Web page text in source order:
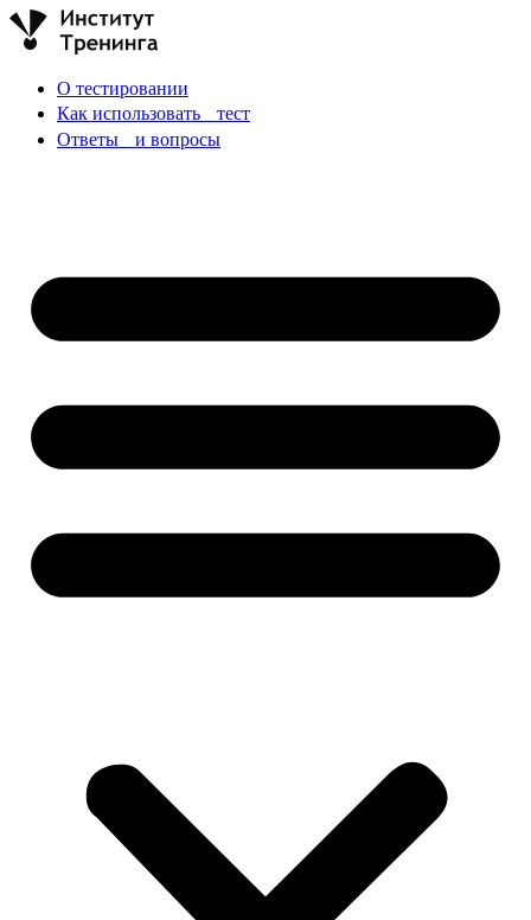
О тестировании
Как использовать тест
Ответы и вопросы